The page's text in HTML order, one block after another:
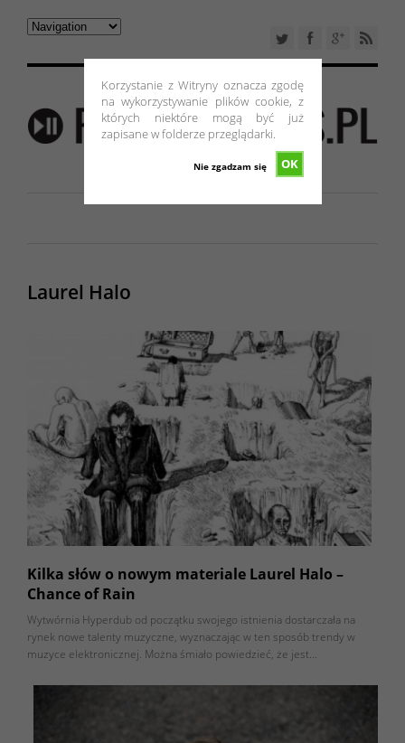
Korzystanie z Witryny oznacza zgodę
na wykorzystywanie plików cookie, z
których niektóre mogą być już
zapisane w folderze przeglądarki.
OK
Nie zgadzam się
Laurel Halo
Kilka słów o nowym materiale Laurel Halo –
Chance of Rain
Wytwórnia Hyperdub od początku swojego istnienia dostarczała na
rynek nowe talenty muzyczne, wyznaczając w ten sposób trendy w
muzyce elektronicznej. Można śmiało powiedzieć, że jest…